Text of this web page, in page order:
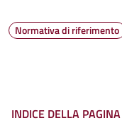
Normativa di riferimento
INDICE DELLA PAGINA